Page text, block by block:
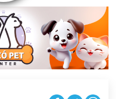
v
g
t
i
o
n